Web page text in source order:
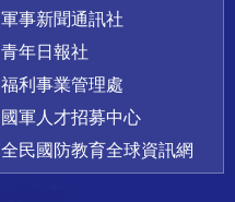
軍事新聞通訊社
青年日報社
福利事業管理處
國軍人才招募中心
全民國防教育全球資訊網